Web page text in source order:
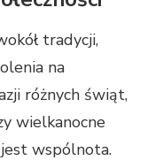
tradycji,
na
różnych świąt,
wielkanocne
wspólnota.